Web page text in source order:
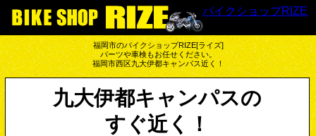
福岡市のバイクショップRIZE[ライズ]
パーツや車検もお任せください。
福岡市西区九大伊都キャンパス近く！
バイクショップRIZE
九大伊都キャンパスの
すぐ近く！